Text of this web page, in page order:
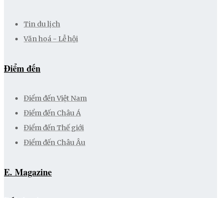
Tin du lịch
Văn hoá - Lễ hội
Điểm đến
Điểm đến Việt Nam
Điểm đến Châu Á
Điểm đến Thế giới
Điểm đến Châu Âu
E. Magazine